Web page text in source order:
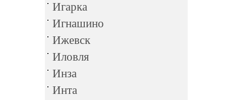
Игарка
Игнашино
Ижевск
Иловля
Инза
Инта